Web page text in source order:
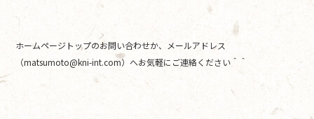
ホームページトップのお問い合わせか、メールアドレス
（matsumoto@kni-int.com）へお気軽にご連絡ください＾＾